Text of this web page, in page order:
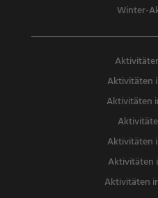
Winter-
Aktivitäten
Aktivitäten
Aktivitäten
Aktivitäten
Aktivitäten